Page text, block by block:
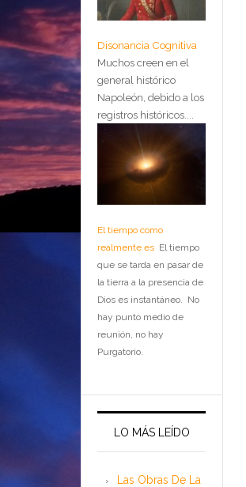
Disonancia Cognitiva
Muchos creen en el
general histórico
Napoleón, debido a los
registros históricos....
El tiempo como
realmente es El tiempo
que se tarda en pasar de
la tierra a la presencia de
Dios es instantáneo. No
hay punto medio de
reunión, no hay
Purgatorio.
LO MÁS LEÍDO
Las Obras De La